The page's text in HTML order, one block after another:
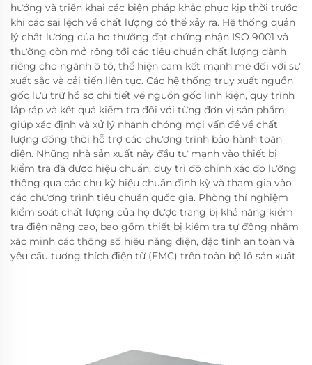
hướng và triển khai các biện pháp khắc phục kịp thời trước
khi các sai lệch về chất lượng có thể xảy ra. Hệ thống quản
lý chất lượng của họ thường đạt chứng nhận ISO 9001 và
thường còn mở rộng tới các tiêu chuẩn chất lượng dành
riêng cho ngành ô tô, thể hiện cam kết mạnh mẽ đối với sự
xuất sắc và cải tiến liên tục. Các hệ thống truy xuất nguồn
gốc lưu trữ hồ sơ chi tiết về nguồn gốc linh kiện, quy trình
lắp ráp và kết quả kiểm tra đối với từng đơn vị sản phẩm,
giúp xác định và xử lý nhanh chóng mọi vấn đề về chất
lượng đồng thời hỗ trợ các chương trình bảo hành toàn
diện. Những nhà sản xuất này đầu tư mạnh vào thiết bị
kiểm tra đã được hiệu chuẩn, duy trì độ chính xác đo lường
thông qua các chu kỳ hiệu chuẩn định kỳ và tham gia vào
các chương trình tiêu chuẩn quốc gia. Phòng thí nghiệm
kiểm soát chất lượng của họ được trang bị khả năng kiểm
tra điện nâng cao, bao gồm thiết bị kiểm tra tự động nhằm
xác minh các thông số hiệu năng điện, đặc tính an toàn và
yêu cầu tương thích điện từ (EMC) trên toàn bộ lô sản xuất.